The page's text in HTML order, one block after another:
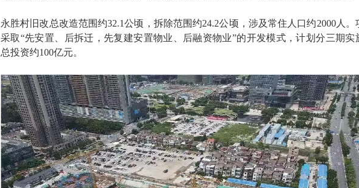
永胜村旧改总改造范围约32.1公顷，拆除范围约24.2公顷，涉及常住人口约2000人。
采取“先安置、后拆迁，先复建安置物业、后融资物业”的开发模式，计划分三期实
总投资约100亿元。